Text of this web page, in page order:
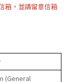
箱，並請留意信箱
(General